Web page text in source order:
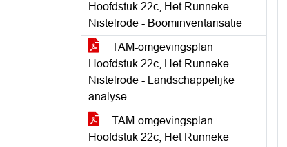
Hoofdstuk 22c, Het Runneke
Nistelrode - Boominventarisatie
TAM-omgevingsplan
Hoofdstuk 22c, Het Runneke
Nistelrode - Landschappelijke
analyse
TAM-omgevingsplan
Hoofdstuk 22c, Het Runneke